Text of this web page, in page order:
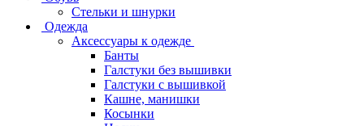
Стельки и шнурки
Одежда
Аксессуары к одежде
Банты
Галстуки без вышивки
Галстуки с вышивкой
Кашне, манишки
Косынки